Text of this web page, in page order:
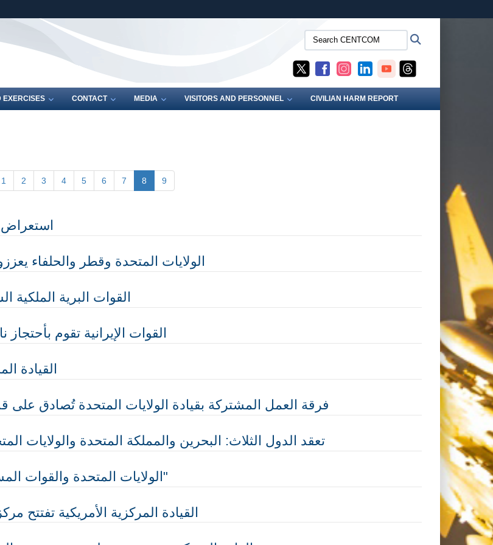
in
means you’ve safely connected to the .mil website.
Share sensitive information only on official, secure websites.
Search
CENTCOM:
EXERCISES CONTACT MEDIA VISITORS AND PERSONNEL CIVILIAN HARM REPORT
1 2 3 4 5 6 7 8 9
استعراض
الولايات المتحدة وقطر والحلفاء
القوات البرية الملكية
القوات الإيرانية تقوم
القيادة
فرقة العمل المشتركة بقيادة الولايات المتحدة تُصادق على
تعقد الدول الثلاث: البحرين والمملكة المتحدة والولايات
الولايات المتحدة والقوات المسلحة اللبنانية تختتمان تمرين "الاتحاد الحازم 26"
القيادة المركزية الأمريكية